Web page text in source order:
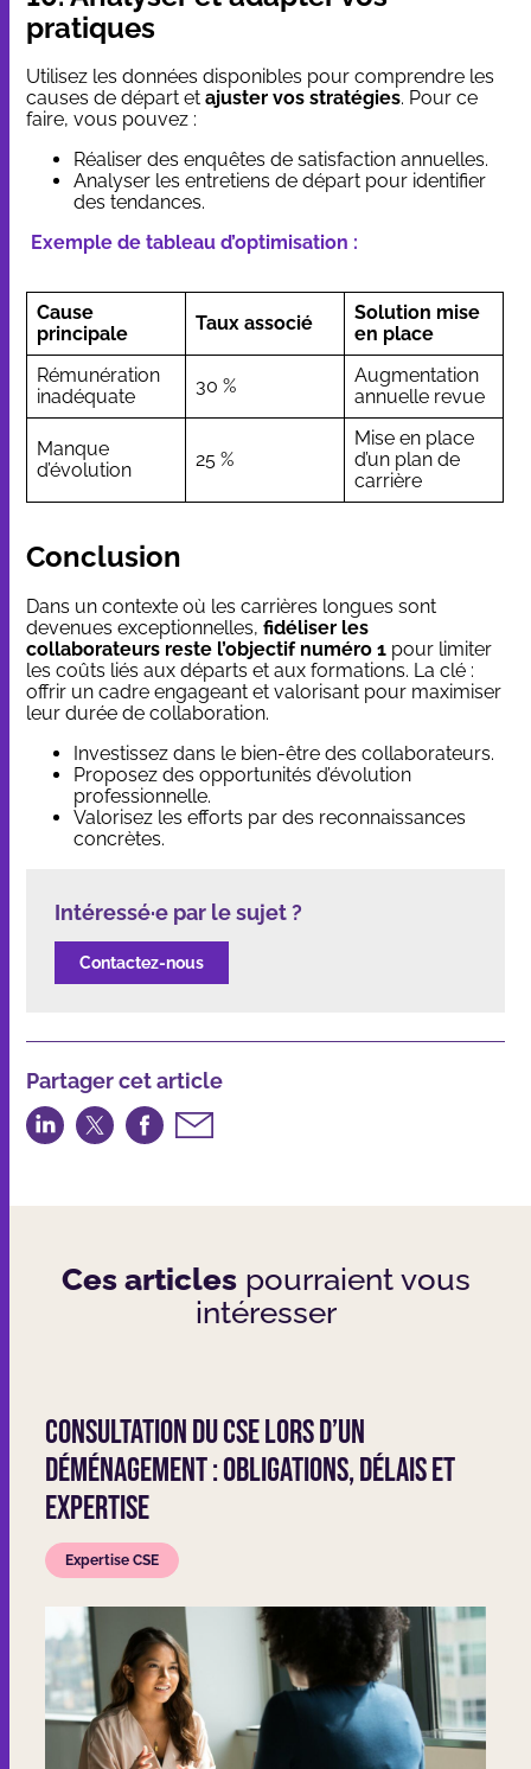
pratiques
Utilisez les données disponibles pour comprendre les
causes de départ et ajuster vos stratégies. Pour ce
faire, vous pouvez :
Réaliser des enquêtes de satisfaction annuelles.
Analyser les entretiens de départ pour identifier
des tendances.
Exemple de tableau d’optimisation :
Cause
principale
Taux associé
Solution mise
en place
Rémunération
inadéquate
30 %
Augmentation
annuelle revue
Manque
d’évolution
25 %
Mise en place
d’un plan de
carrière
Conclusion
Dans un contexte où les carrières longues sont
devenues exceptionnelles,fidéliser les
collaborateurs reste l’objectif numéro 1 pour limiter
les coûts liés aux départs et aux formations. La clé :
offrir un cadre engageant et valorisant pour maximiser
leur durée de collaboration.
Investissez dans le bien-être des collaborateurs.
Proposez des opportunités d’évolution
professionnelle.
Valorisez les efforts par des reconnaissances
concrètes.
Intéressé·e par le sujet ?
Contactez-nous
Partager cet article
Partager
sur
Partager
sur
Partager
sur
par
Ces articlespourraient vous
intéresser
Consultation du CSE lors d’un
déménagement : obligations, délais et
expertise
Expertise CSE